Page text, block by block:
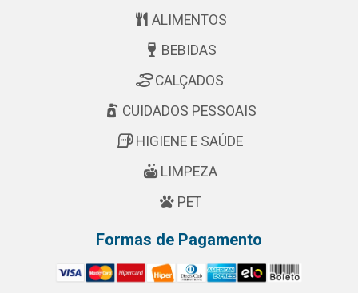
ALIMENTOS
BEBIDAS
CALÇADOS
CUIDADOS PESSOAIS
HIGIENE E SAÚDE
LIMPEZA
PET
Formas de Pagamento